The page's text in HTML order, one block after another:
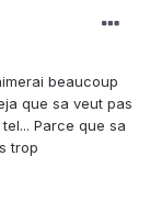
beaucoup
que sa veut pas
Parce que sa
trop